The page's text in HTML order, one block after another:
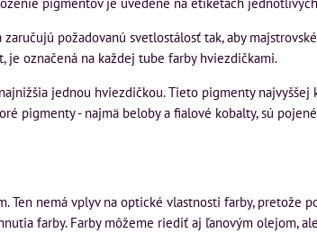
požadovanú svetlostálosť tak, aby
je označená na každej tube farby hviezdičkami.
jednou hviezdičkou. Tieto pigmenty najvyššej
pigmenty - najmä beloby a fialové kobalty, sú
nemá vplyv na optické vlastnosti farby, pretože
farby. Farby môžeme riediť aj ľanovým olejom,